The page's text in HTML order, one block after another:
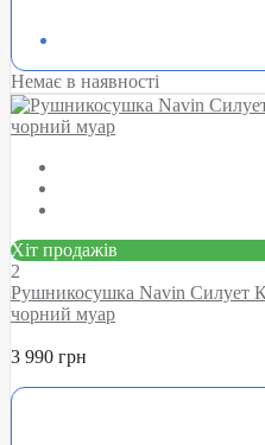
Немає в наявності
Хіт продажів
2
Рушникосушка Navin Силует
чорний муар
3 990 грн